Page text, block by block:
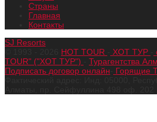
Страны
Главная
Контакты
SJ Resorts
HOT TOUR ХОТ ТУР
TOUR" ("ХОТ ТУР")
Турагентства
Подписать договор онлайн
Горящие